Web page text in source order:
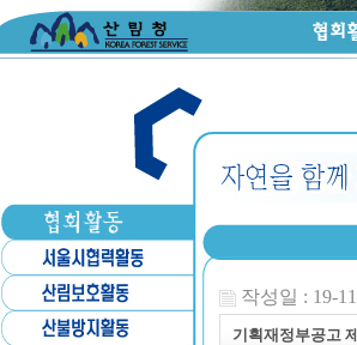
작성일 : 19-
기획재정부공고